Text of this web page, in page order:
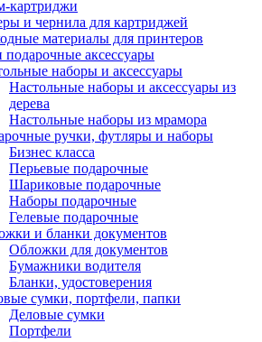
картриджи
и чернила для картриджей
материалы для принтеров
аксессуары
наборы и аксессуары
Настольные наборы и аксессуары из
дерева
Настольные наборы из мрамора
ручки, футляры и наборы
Бизнес класса
Перьевые подарочные
Шариковые подарочные
Наборы подарочные
Гелевые подарочные
и бланки документов
Обложки для документов
Бумажники водителя
Бланки, удостоверения
сумки, портфели, папки
Деловые сумки
Портфели